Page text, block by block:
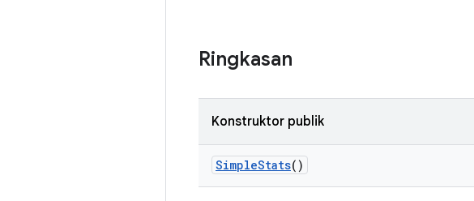
Ringkasan
Konstruktor publik
SimpleStats()